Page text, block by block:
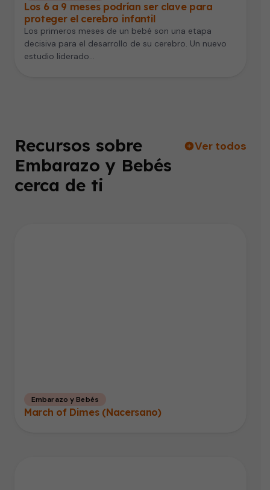
Los 6 a 9 meses podrían ser clave para
proteger el cerebro infantil
Los primeros meses de un bebé son una etapa
decisiva para el desarrollo de su cerebro. Un nuevo
estudio liderado…
Recursos sobre
Embarazo y Bebés
cerca de ti
Ver todos
Embarazo y Bebés
March of Dimes (Nacersano)